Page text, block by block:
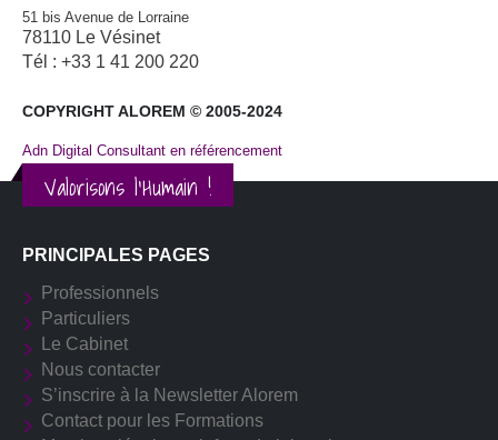
51 bis Avenue de Lorraine
78110 Le Vésinet
Tél : +33 1 41 200 220
COPYRIGHT ALOREM © 2005-2024
Adn Digital Consultant en référencement
Valorisons l'Humain !
PRINCIPALES PAGES
Professionnels
Particuliers
Le Cabinet
Nous contacter
S’inscrire à la Newsletter Alorem
Contact pour les Formations